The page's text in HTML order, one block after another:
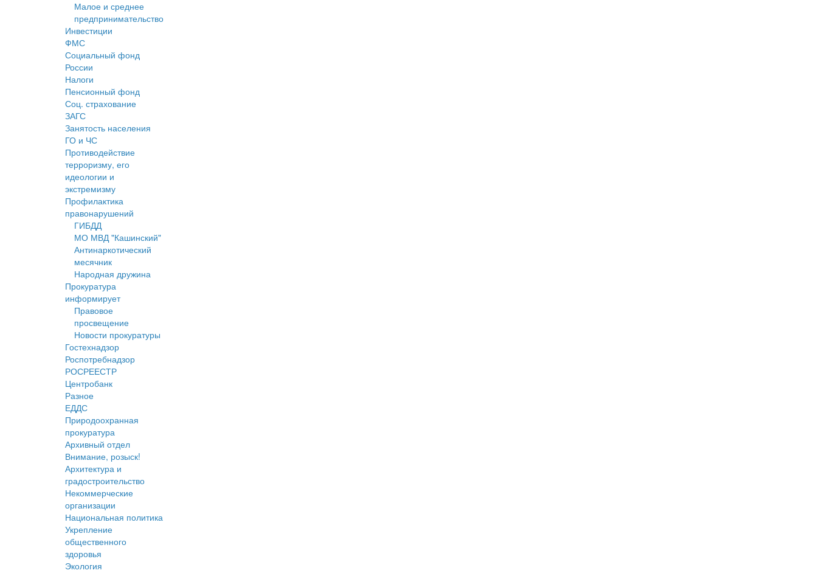
Малое и среднее
предпринимательство
Инвестиции
ФМС
Социальный фонд
России
Налоги
Пенсионный фонд
Соц. страхование
ЗАГС
Занятость населения
ГО и ЧС
Противодействие
терроризму, его
идеологии и
экстремизму
Профилактика
правонарушений
ГИБДД
МО МВД "Кашинский"
Антинаркотический
месячник
Народная дружина
Прокуратура
информирует
Правовое
просвещение
Новости прокуратуры
Гостехнадзор
Роспотребнадзор
РОСРЕЕСТР
Центробанк
Разное
ЕДДС
Природоохранная
прокуратура
Архивный отдел
Внимание, розыск!
Архитектура и
градостроительство
Некоммерческие
организации
Национальная политика
Укрепление
общественного
здоровья
Экология